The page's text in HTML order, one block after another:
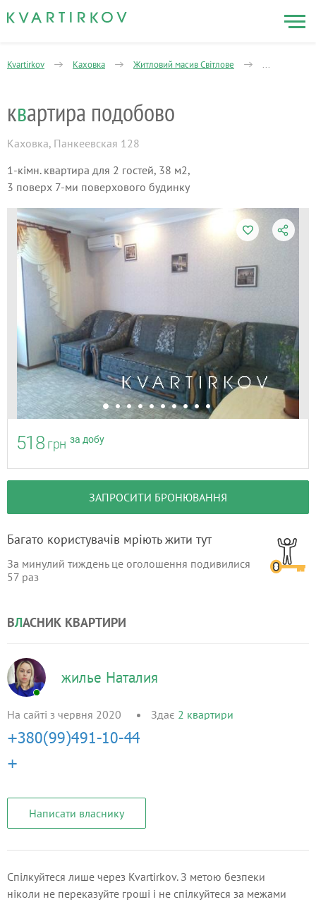
Kvartirkov Каховка Житловий масив Світлове 1-кімнатна
квартира подобово
Каховка, Панкеевская 128
1-кімн. квартира для 2 гостей, 38 м2,
3 поверх 7-ми поверхового будинку
518 грн за добу
ЗАПРОСИТИ БРОНЮВАННЯ
Багато користувачів мріють жити тут
За минулий тиждень це оголошення подивилися
57 раз
ВЛАСНИК КВАРТИРИ
жилье Наталия
На сайті з червня 2020 Здає 2 квартири
Написати власнику
Спілкуйтеся лише через Kvartirkov. З метою безпеки
ніколи не переказуйте гроші і не спілкуйтеся за межами